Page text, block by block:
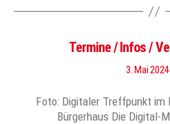
Termine / Infos /
3. Mai 2024
Foto: Digitaler Treffpunkt im
Bürgerhaus Die Digital-